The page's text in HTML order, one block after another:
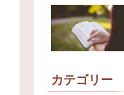
カテゴリー